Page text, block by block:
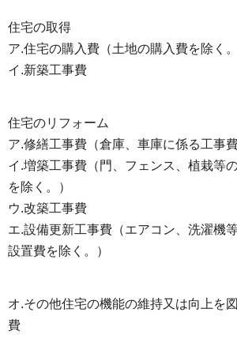
住宅の取得
ア.住宅の購入費（土地の購入費を除く。
イ.新築工事費
住宅のリフォーム
ア.修繕工事費（倉庫、車庫に係る工事費
イ.増築工事費（門、フェンス、植栽等
を除く。）
ウ.改築工事費
エ.設備更新工事費（エアコン、洗濯機
設置費を除く。）
オ.その他住宅の機能の維持又は向上を
費